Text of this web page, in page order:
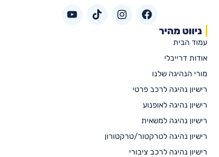
ניווט מהיר
עמוד הבית
אודות דרייבלי
מורי הנהיגה שלנו
רישיון נהיגה לרכב פרטי
רישיון נהיגה לאופנוע
רישיון נהיגה למשאית
רישיון נהיגה לטרקטור/טרקטורון
רישיון נהיגה לרכב ציבורי